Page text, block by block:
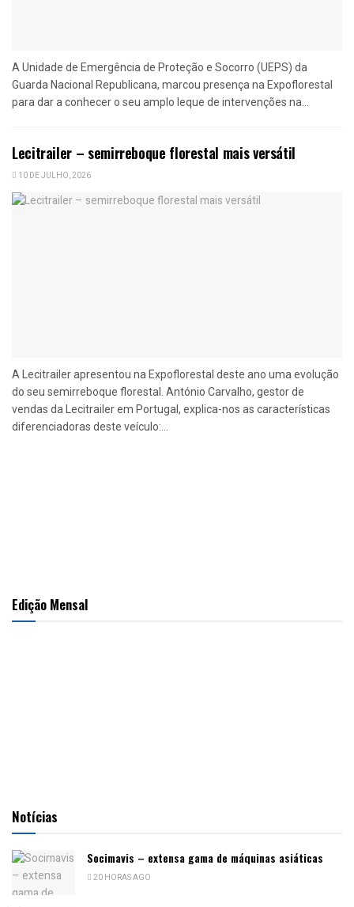
A Unidade de Emergência de Proteção e Socorro (UEPS) da
Guarda Nacional Republicana, marcou presença na Expoflorestal
para dar a conhecer o seu amplo leque de intervenções na...
Lecitrailer – semirreboque florestal mais versátil
10 DE JULHO, 2026
A Lecitrailer apresentou na Expoflorestal deste ano uma evolução
do seu semirreboque florestal. António Carvalho, gestor de
vendas da Lecitrailer em Portugal, explica-nos as características
diferenciadoras deste veículo:...
Edição Mensal
Notícias
Socimavis – extensa gama de máquinas asiáticas
20 HORAS AGO